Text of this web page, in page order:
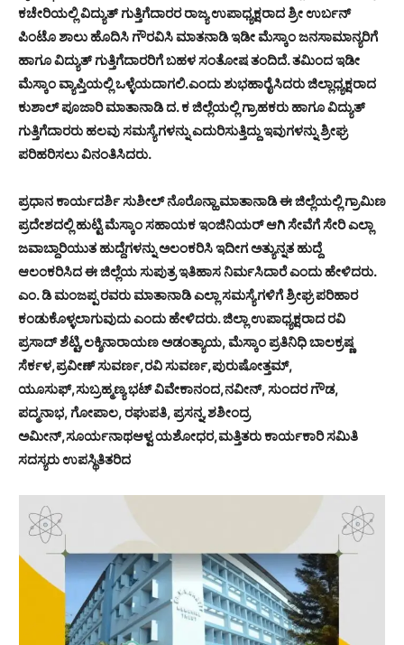
ಕಚೇರಿಯಲ್ಲಿ ವಿದ್ಯುತ್ ಗುತ್ತಿಗೆದಾರರ ರಾಜ್ಯ ಉಪಾಧ್ಯಕ್ಷರಾದ ಶ್ರೀ ಉರ್ಬನ್
ಪಿಂಟೊ ಶಾಲು ಹೊದಿಸಿ ಗೌರವಿಸಿ ಮಾತನಾಡಿ ಇಡೀ ಮೆಸ್ಕಾಂ ಜನಸಾಮಾನ್ಯರಿಗೆ
ಹಾಗೂ ವಿದ್ಯುತ್ ಗುತ್ತಿಗೆದಾರರಿಗೆ ಬಹಳ ಸಂತೋಷ ತಂದಿದೆ. ತಮಿಂದ ಇಡೀ
ಮೆಸ್ಕಾಂ ವ್ಯಾಪ್ತಿಯಲ್ಲಿ ಒಳ್ಳೆಯದಾಗಲಿ.ಎಂದು ಶುಭಹಾರೈಸಿದರು ಜಿಲ್ಲಾಧ್ಯಕ್ಷರಾದ
ಕುಶಾಲ್ ಪೂಜಾರಿ ಮಾತಾನಾಡಿ ದ. ಕ ಜಿಲ್ಲೆಯಲ್ಲಿ ಗ್ರಾಹಕರು ಹಾಗೂ ವಿದ್ಯುತ್
ಗುತ್ತಿಗೆದಾರರು ಹಲವು ಸಮಸ್ಯೆಗಳನ್ನು ಎದುರಿಸುತ್ತಿದ್ದು ಇವುಗಳನ್ನು ಶ್ರೀಘ್ರ
ಪರಿಹರಿಸಲು ವಿನಂತಿಸಿದರು.
ಪ್ರಧಾನ ಕಾರ್ಯದರ್ಶಿ ಸುಶೀಲ್ ನೊರೊನ್ಹಾ ಮಾತಾನಾಡಿ ಈ ಜಿಲ್ಲೆಯಲ್ಲಿ ಗ್ರಾಮಿಣ
ಪ್ರದೇಶದಲ್ಲಿ ಹುಟ್ಟಿ ಮೆಸ್ಕಾಂ ಸಹಾಯಕ ಇಂಜಿನಿಯರ್ ಆಗಿ ಸೇವೆಗೆ ಸೇರಿ ಎಲ್ಲಾ
ಜವಾಬ್ದಾರಿಯುತ ಹುದ್ದೆಗಳನ್ನು ಅಲಂಕರಿಸಿ ಇದೀಗ ಅತ್ಯುನ್ನತ ಹುದ್ದೆ
ಆಲಂಕರಿಸಿದ ಈ ಜಿಲ್ಲೆಯ ಸುಪುತ್ರ ಇತಿಹಾಸ ನಿರ್ಮಸಿದಾರೆ ಎಂದು ಹೇಳಿದರು.
ಎಂ. ಡಿ ಮಂಜಪ್ಪ ರವರು ಮಾತಾನಾಡಿ ಎಲ್ಲಾ ಸಮಸ್ಯೆಗಳಿಗೆ ಶ್ರೀಘ್ರ ಪರಿಹಾರ
ಕಂಡುಕೊಳ್ಳಲಾಗುವುದು ಎಂದು ಹೇಳಿದರು. ಜಿಲ್ಲಾ ಉಪಾಧ್ಯಕ್ಷರಾದ ರವಿ
ಪ್ರಸಾದ್ ಶೆಟ್ಟಿ,ಲಕ್ಶಿನಾರಾಯಣ ಅಡಂತ್ಯಾಯ, ಮೆಸ್ಕಾಂ ಪ್ರತಿನಿಧಿ ಬಾಲಕ್ರಷ್ಣ
ಸೆರ್ಕಳ,ಪ್ರವೀಣ್ ಸುವರ್ಣ,ರವಿ ಸುವರ್ಣ,ಪುರುಷೋತ್ತಮ್,
ಯೂಸುಫ್,ಸುಬ್ರಹ್ಮಣ್ಯ ಭಟ್ ವಿವೇಕಾನಂದ,ನವೀನ್, ಸುಂದರ ಗೌಡ,
ಪದ್ಮನಾಭ, ಗೋಪಾಲ, ರಘುಪತಿ, ಪ್ರಸನ್ನ,ಶಶೀಂದ್ರ
ಅಮೀನ್,ಸೂರ್ಯನಾಥಆಳ್ವ ಯಶೋಧರ,ಮತ್ತಿತರು ಕಾರ್ಯಕಾರಿ ಸಮಿತಿ
ಸದಸ್ಯರು ಉಪಸ್ಥಿತಿತರಿದ